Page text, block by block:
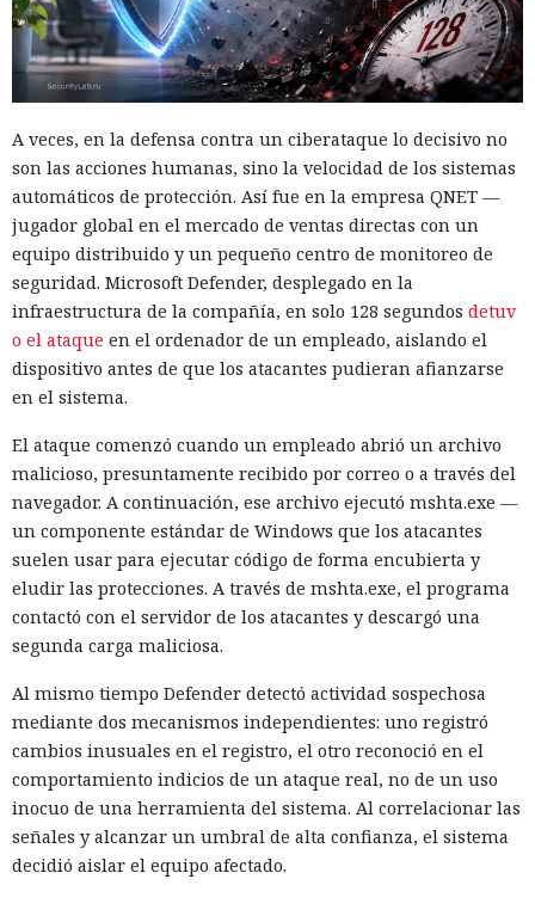
A veces, en la defensa contra un ciberataque lo decisivo no
son las acciones humanas, sino la velocidad de los sistemas
automáticos de protección. Así fue en la empresa QNET —
jugador global en el mercado de ventas directas con un
equipo distribuido y un pequeño centro de monitoreo de
seguridad. Microsoft Defender, desplegado en la
infraestructura de la compañía, en solo 128 segundos detuv
o el ataque en el ordenador de un empleado, aislando el
dispositivo antes de que los atacantes pudieran afianzarse
en el sistema.
El ataque comenzó cuando un empleado abrió un archivo
malicioso, presuntamente recibido por correo o a través del
navegador. A continuación, ese archivo ejecutó mshta.exe —
un componente estándar de Windows que los atacantes
suelen usar para ejecutar código de forma encubierta y
eludir las protecciones. A través de mshta.exe, el programa
contactó con el servidor de los atacantes y descargó una
segunda carga maliciosa.
Al mismo tiempo Defender detectó actividad sospechosa
mediante dos mecanismos independientes: uno registró
cambios inusuales en el registro, el otro reconoció en el
comportamiento indicios de un ataque real, no de un uso
inocuo de una herramienta del sistema. Al correlacionar las
señales y alcanzar un umbral de alta confianza, el sistema
decidió aislar el equipo afectado.